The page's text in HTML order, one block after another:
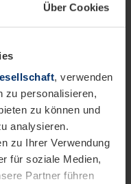
Über Cookies
, verwenden
zu personalisieren,
zu können und
analysieren.
zu Ihrer Verwendung
für soziale Medien,
Partner führen